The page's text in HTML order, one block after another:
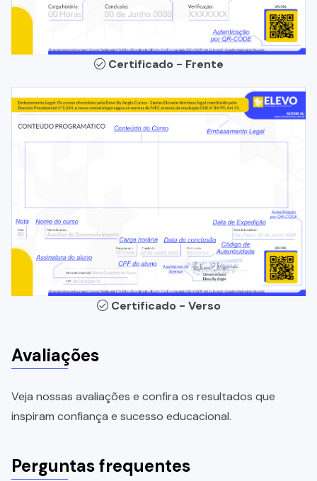
Certificado - Frente
Certificado - Verso
Avaliações
Veja nossas avaliações e confira os resultados que
inspiram confiança e sucesso educacional.
Perguntas frequentes